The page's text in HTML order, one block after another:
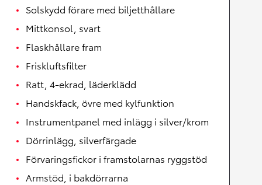
Solskydd förare med biljetthållare
Mittkonsol, svart
Flaskhållare fram
Friskluftsfilter
Ratt, 4-ekrad, läderklädd
Handskfack, övre med kylfunktion
Instrumentpanel med inlägg i silver/krom
Dörrinlägg, silverfärgade
Förvaringsfickor i framstolarnas ryggstöd
Armstöd, i bakdörrarna